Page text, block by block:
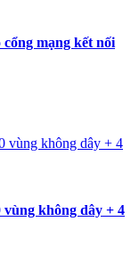
mạng kết nối
không dây + 4